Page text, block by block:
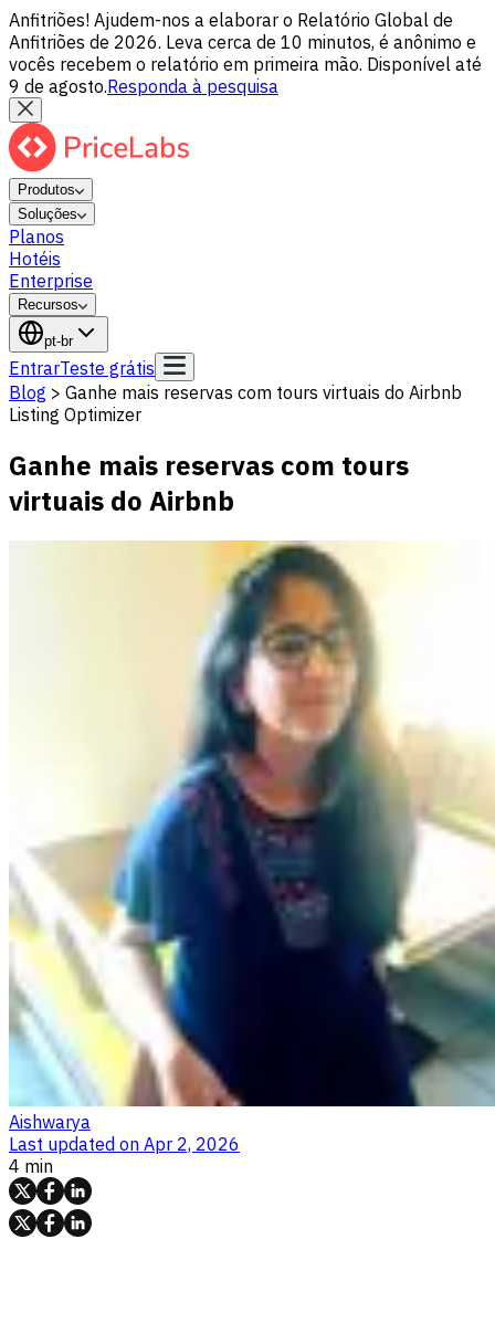
Anfitriões! Ajudem-nos a elaborar o Relatório Global de
Anfitriões de 2026. Leva cerca de 10 minutos, é anônimo e
vocês recebem o relatório em primeira mão. Disponível até
9 de agosto.Responda à pesquisa
Produtos
Soluções
Planos
Hotéis
Enterprise
Recursos
pt-br
EntrarTeste grátis
Blog > Ganhe mais reservas com tours virtuais do Airbnb
Listing Optimizer
Ganhe mais reservas com tours
virtuais do Airbnb
Aishwarya
Last updated on Apr 2, 2026
4 min